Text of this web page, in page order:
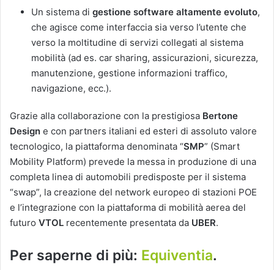
Un sistema di gestione software altamente evoluto,
che agisce come interfaccia sia verso l’utente che
verso la moltitudine di servizi collegati al sistema
mobilità (ad es. car sharing, assicurazioni, sicurezza,
manutenzione, gestione informazioni traffico,
navigazione, ecc.).
Grazie alla collaborazione con la prestigiosa Bertone
Design e con partners italiani ed esteri di assoluto valore
tecnologico, la piattaforma denominata “SMP” (Smart
Mobility Platform) prevede la messa in produzione di una
completa linea di automobili predisposte per il sistema
“swap”, la creazione del network europeo di stazioni POE
e l’integrazione con la piattaforma di mobilità aerea del
futuro VTOL recentemente presentata da UBER.
Per saperne di più: Equiventia.